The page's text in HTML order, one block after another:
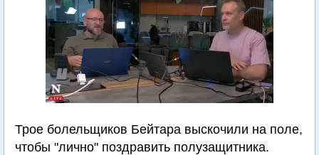
Трое болельщиков Бейтара выскочили на поле,
чтобы "лично" поздравить полузащитника.